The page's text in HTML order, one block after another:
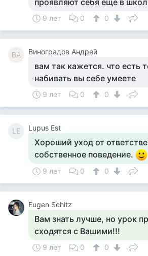
проявляют себя еще в
9 лет 0 0
ВА Виноградов Андрей
вам так кажется. что есть
набивать вы себе умеете
9 лет 0 0
LE Lupus Est
Хороший уход от
собственное поведение.
9 лет 0 0
Eugen Schitz
Вам знать лучше, но урок
сходятся с Вашими!!!
9 лет 0 0